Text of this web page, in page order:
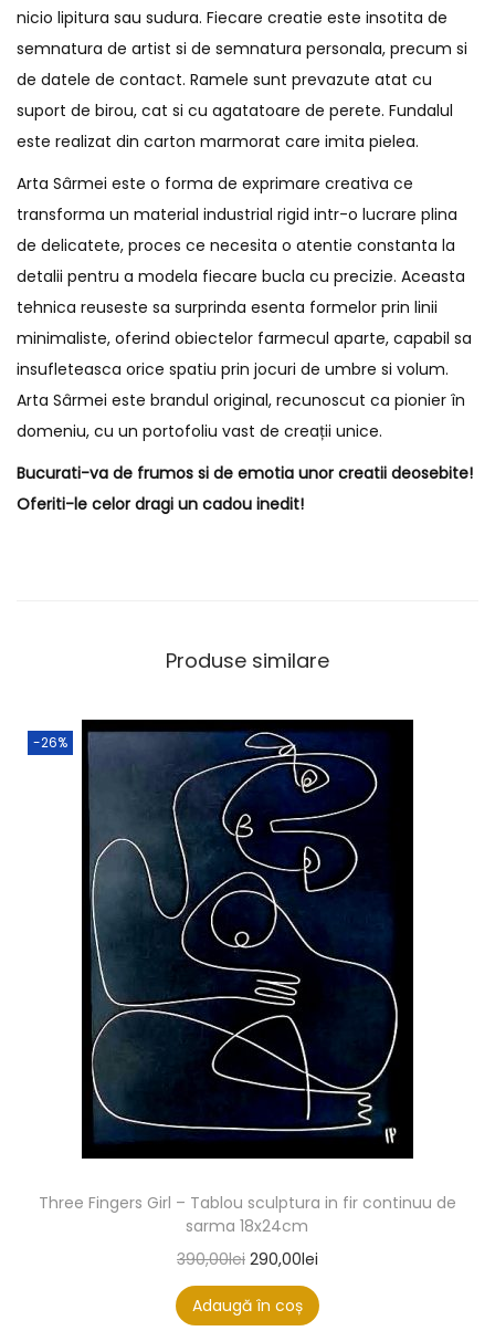
nicio lipitura sau sudura. Fiecare creatie este insotita de
semnatura de artist si de semnatura personala, precum si
de datele de contact. Ramele sunt prevazute atat cu
suport de birou, cat si cu agatatoare de perete. Fundalul
este realizat din carton marmorat care imita pielea.
Arta Sârmei este o forma de exprimare creativa ce
transforma un material industrial rigid intr-o lucrare plina
de delicatete, proces ce necesita o atentie constanta la
detalii pentru a modela fiecare bucla cu precizie. Aceasta
tehnica reuseste sa surprinda esenta formelor prin linii
minimaliste, oferind obiectelor farmecul aparte, capabil sa
insufleteasca orice spatiu prin jocuri de umbre si volum.
Arta Sârmei este brandul original, recunoscut ca pionier în
domeniu, cu un portofoliu vast de creații unice.
Bucurati-va de frumos si de emotia unor creatii deosebite!
Oferiti-le celor dragi un cadou inedit!
Produse similare
-26%
Three Fingers Girl – Tablou sculptura in fir continuu de
sarma 18x24cm
390,00lei 290,00lei
Adaugă în coș